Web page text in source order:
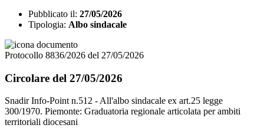
Pubblicato il: 27/05/2026
Tipologia: Albo sindacale
Protocollo 8836/2026 del 27/05/2026
Circolare del 27/05/2026
Snadir Info-Point n.512 - All'albo sindacale ex art.25 legge
300/1970. Piemonte: Graduatoria regionale articolata per ambiti
territoriali diocesani